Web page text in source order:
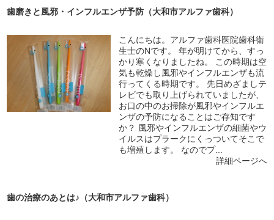
歯磨きと風邪・インフルエンザ予防（大和市アルファ歯科）
こんにちは。アルファ歯科医院歯科衛
生士のNです。 年が明けてから、すっ
かり寒くなりましたね。 この時期は空
気も乾燥し風邪やインフルエンザも流
行ってくる時期です。 先日めざましテ
レビでも取り上げられていましたが、
お口の中のお掃除が風邪やインフルエ
ンザの予防になることはご存知です
か？ 風邪やインフルエンザの細菌やウ
イルスはプラークにくっついてそこで
も増殖します。 なのでプ...
詳細ページへ
歯の治療のあとは♪（大和市アルファ歯科）